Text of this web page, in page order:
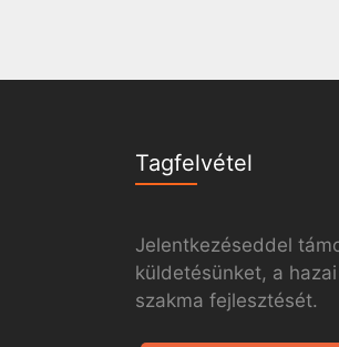
Tagfelvétel
Jelentkezéseddel
küldetésünket, a
szakma fejlesztését.